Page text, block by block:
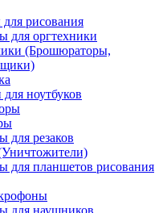
рисования
для оргтехники
(Брошюраторы,
ноутбуков
для резаков
для планшетов рисования
для наушников